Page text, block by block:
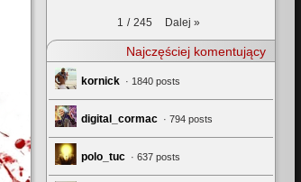
1 / 245 Dalej »
Najczęściej komentujący
kornick · 1840 posts
digital_cormac · 794 posts
polo_tuc · 637 posts